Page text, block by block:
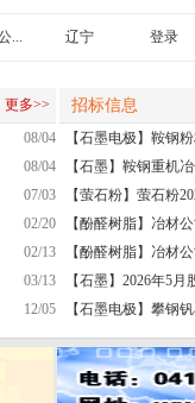
... 辽宁 登录
更多>>
08/04
08/04
07/03
02/20
02/13
03/13
12/05
招标信息
【石墨电极】鞍钢
【石墨】鞍钢重机
【萤石粉】萤石粉
【酚醛树脂】冶材
【酚醛树脂】冶材
【石墨】2026年5
【石墨电极】攀钢